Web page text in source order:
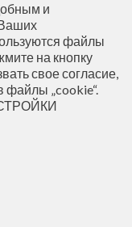
и
файлы
на кнопку
свое согласие,
файлы „cookie“.